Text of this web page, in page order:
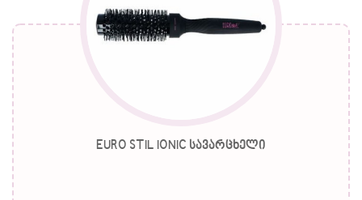
EURO STIL IONIC სავარცხელი